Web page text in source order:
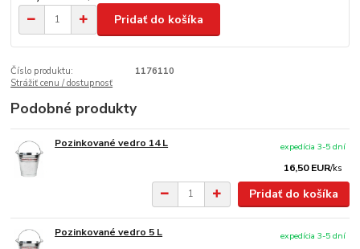
Pridať do košíka
Číslo produktu:
1176110
Strážiť cenu / dostupnosť
Podobné produkty
Pozinkované vedro 14 L
16,50 EUR/ks
expedícia 3-5 dní
Pridať do košíka
Pozinkované vedro 5 L
expedícia 3-5 dní